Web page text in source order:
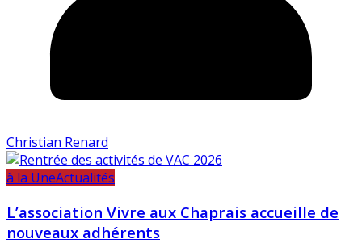
Christian Renard
à la UneActualités
L’association Vivre aux Chaprais accueille de
nouveaux adhérents